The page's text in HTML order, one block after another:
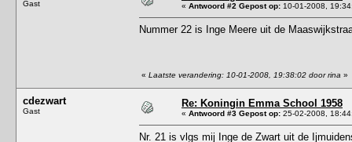
Gast « Antwoord #2 Gepost op: 10-01-2008,
Nummer 22 is Inge Meere uit de
« Laatste verandering: 10-01-2008, 19:38:02 door rina »
cdezwart
Gast
Re: Koningin Emma School 1958
« Antwoord #3 Gepost op: 25-02-2008,
Nr. 21 is vlgs mij Inge de Zwart uit de